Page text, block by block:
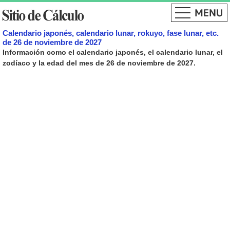
Calendario japonés, calendario lunar, rokuyo, fase lunar, etc.
de 26 de noviembre de 2027
Información como el calendario japonés, el calendario lunar, el
zodíaco y la edad del mes de 26 de noviembre de 2027.